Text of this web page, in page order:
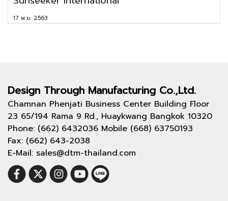
17 พ.ย. 2563
Design Through Manufacturing Co.,Ltd.
Chamnan Phenjati Business Center Building Floor
23 65/194 Rama 9 Rd., Huaykwang Bangkok 10320
Phone: (662) 6432036 Mobile (668) 63750193
Fax: (662) 643-2038
E-Mail: sales@dtm-thailand.com